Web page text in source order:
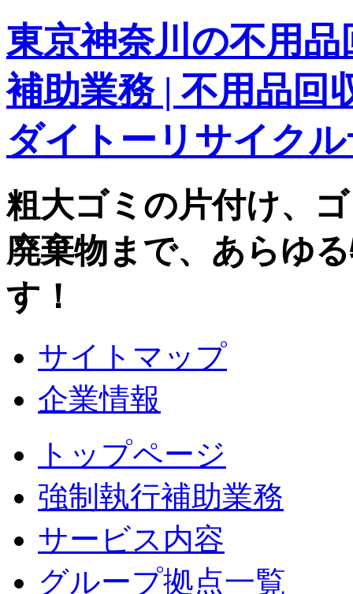
東京神奈川の不用
補助業務 | 不用品回
ダイトーリサイク
粗大ゴミの片付け、
廃棄物まで、あらゆ
す！
サイトマップ
企業情報
トップページ
強制執行補助業務
サービス内容
グループ拠点一覧